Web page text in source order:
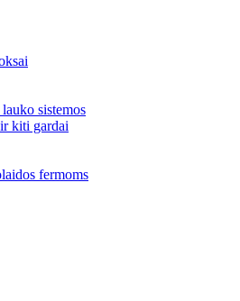
sistemos
kiti gardai
fermoms